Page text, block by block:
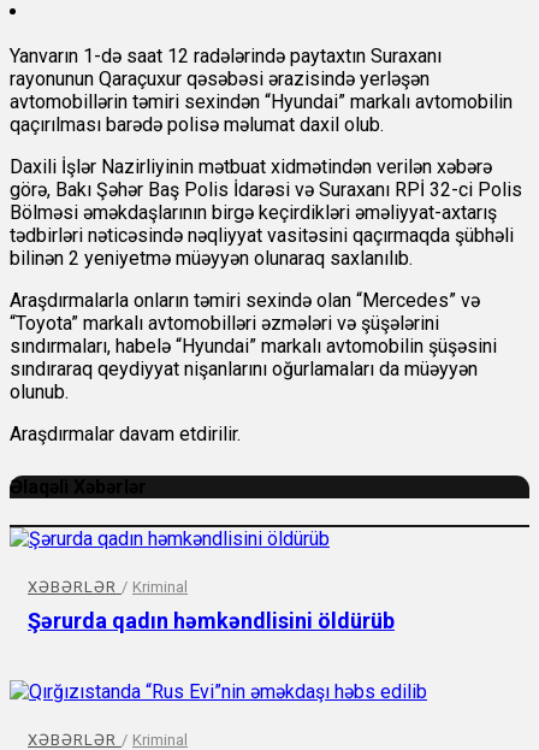
Yanvarın 1-də saat 12 radələrində paytaxtın Suraxanı
rayonunun Qaraçuxur qəsəbəsi ərazisində yerləşən
avtomobillərin təmiri sexindən “Hyundai” markalı avtomobilin
qaçırılması barədə polisə məlumat daxil olub.
Daxili İşlər Nazirliyinin mətbuat xidmətindən verilən xəbərə
görə, Bakı Şəhər Baş Polis İdarəsi və Suraxanı RPİ 32-ci Polis
Bölməsi əməkdaşlarının birgə keçirdikləri əməliyyat-axtarış
tədbirləri nəticəsində nəqliyyat vasitəsini qaçırmaqda şübhəli
bilinən 2 yeniyetmə müəyyən olunaraq saxlanılıb.
Araşdırmalarla onların təmiri sexində olan “Mercedes” və
“Toyota” markalı avtomobilləri əzmələri və şüşələrini
sındırmaları, habelə “Hyundai” markalı avtomobilin şüşəsini
sındıraraq qeydiyyat nişanlarını oğurlamaları da müəyyən
olunub.
Araşdırmalar davam etdirilir.
Əlaqəli Xəbərlər
XƏBƏRLƏR / Kriminal
Şərurda qadın həmkəndlisini öldürüb
XƏBƏRLƏR / Kriminal